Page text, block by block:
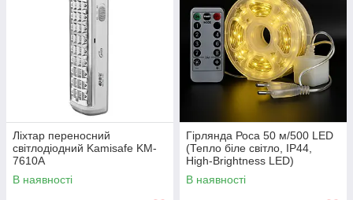
Ліхтар переносний
світлодіодний Kamisafe KM-
7610A
В наявності
Гірлянда Роса 50 м/500 LED
(Тепло біле світло, IP44,
High-Brightness LED)
В наявності